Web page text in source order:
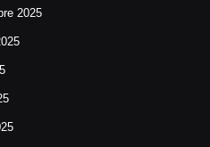
2025